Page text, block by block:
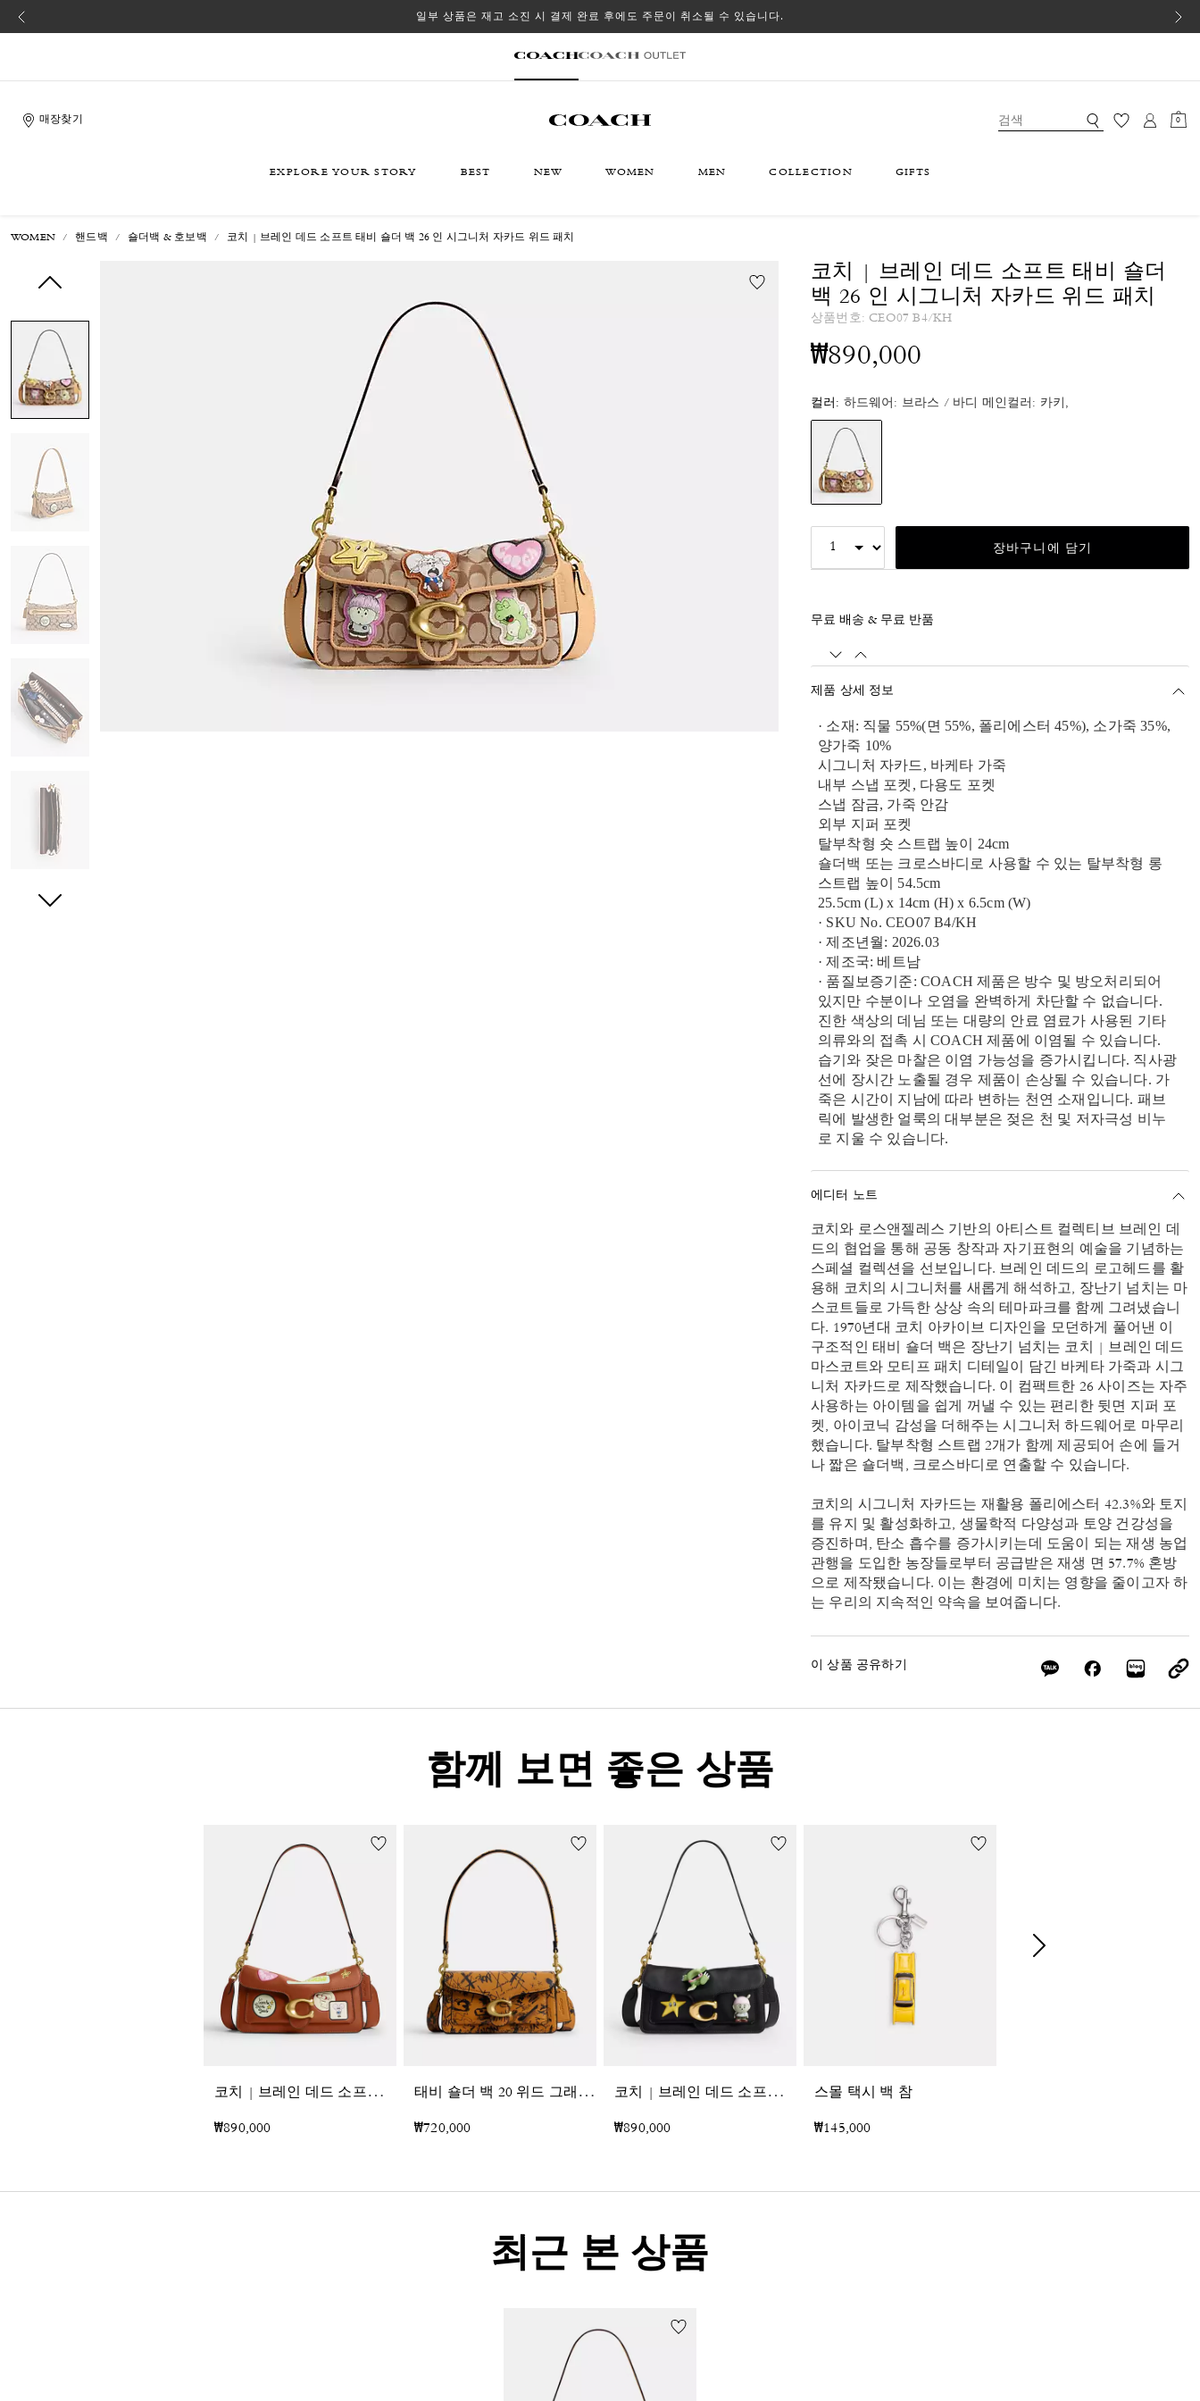
일부 상품은 재고 소진 시 결제 완료 후에도 주문이 취소될 수 있습니다.
매장찾기 0
EXPLORE YOUR STORY BEST NEW WOMEN MEN COLLECTION GIFTS
WOMEN 핸드백 숄더백 & 호보백 코치 | 브레인 데드 소프트 태비 숄더 백 26 인 시그니처 자카드 위드 패치
코치 | 브레인 데드 소프트 태비 숄더
백 26 인 시그니처 자카드 위드 패치
상품번호: CEO07 B4/KH
₩890,000
컬러: 하드웨어: 브라스 / 바디 메인컬러: 카키,
장바구니에 담기
무료 배송 & 무료 반품
제품 상세 정보
· 소재: 직물 55%(면 55%, 폴리에스터 45%), 소가죽 35%,
양가죽 10%
시그니처 자카드, 바케타 가죽
내부 스냅 포켓, 다용도 포켓
스냅 잠금, 가죽 안감
외부 지퍼 포켓
탈부착형 숏 스트랩 높이 24cm
숄더백 또는 크로스바디로 사용할 수 있는 탈부착형 롱
스트랩 높이 54.5cm
25.5cm (L) x 14cm (H) x 6.5cm (W)
· SKU No. CEO07 B4/KH
· 제조년월: 2026.03
· 제조국: 베트남
· 품질보증기준: COACH 제품은 방수 및 방오처리되어
있지만 수분이나 오염을 완벽하게 차단할 수 없습니다.
진한 색상의 데님 또는 대량의 안료 염료가 사용된 기타
의류와의 접촉 시 COACH 제품에 이염될 수 있습니다.
습기와 잦은 마찰은 이염 가능성을 증가시킵니다. 직사광
선에 장시간 노출될 경우 제품이 손상될 수 있습니다. 가
죽은 시간이 지남에 따라 변하는 천연 소재입니다. 패브
릭에 발생한 얼룩의 대부분은 젖은 천 및 저자극성 비누
로 지울 수 있습니다.
에디터 노트
코치와 로스앤젤레스 기반의 아티스트 컬렉티브 브레인 데
드의 협업을 통해 공동 창작과 자기표현의 예술을 기념하는
스페셜 컬렉션을 선보입니다. 브레인 데드의 로고헤드를 활
용해 코치의 시그니처를 새롭게 해석하고, 장난기 넘치는 마
스코트들로 가득한 상상 속의 테마파크를 함께 그려냈습니
다. 1970년대 코치 아카이브 디자인을 모던하게 풀어낸 이
구조적인 태비 숄더 백은 장난기 넘치는 코치 | 브레인 데드
마스코트와 모티프 패치 디테일이 담긴 바케타 가죽과 시그
니처 자카드로 제작했습니다. 이 컴팩트한 26 사이즈는 자주
사용하는 아이템을 쉽게 꺼낼 수 있는 편리한 뒷면 지퍼 포
켓, 아이코닉 감성을 더해주는 시그니처 하드웨어로 마무리
했습니다. 탈부착형 스트랩 2개가 함께 제공되어 손에 들거
나 짧은 숄더백, 크로스바디로 연출할 수 있습니다.
코치의 시그니처 자카드는 재활용 폴리에스터 42.3%와 토지
를 유지 및 활성화하고, 생물학적 다양성과 토양 건강성을
증진하며, 탄소 흡수를 증가시키는데 도움이 되는 재생 농업
관행을 도입한 농장들로부터 공급받은 재생 면 57.7% 혼방
으로 제작됐습니다. 이는 환경에 미치는 영향을 줄이고자 하
는 우리의 지속적인 약속을 보여줍니다.
이 상품 공유하기
함께 보면 좋은 상품
코
치 | 브레인 데드 소프트 태비 숄더 백 26 위드 패치
₩890,000
태
비 숄더 백 20 위드 그래피티 프린트
₩720,000
코
치 | 브레인 데드 소프트 태비 숄더 백 26 위드 핀
₩890,000
스몰 택시 백 참
₩145,000
최근 본 상품